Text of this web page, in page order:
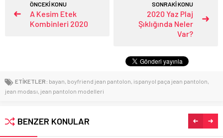
ÖNCEKİ KONU
A Kesim Etek
Kombinleri 2020
SONRAKİ KONU
2020 Yaz Plaj
Şıklığında Neler
Var?
ETİKETLER: bayan, boyfriend jean pantolon, ispanyol paça jean pantolon,
jean modası, jean pantolon modelleri
BENZER KONULAR